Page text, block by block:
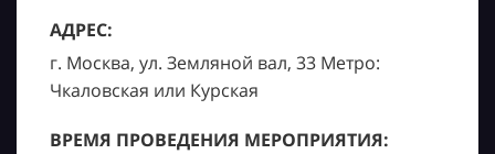
АДРЕС:
г. Москва, ул. Земляной вал, 33 Метро:
Чкаловская или Курская
ВРЕМЯ ПРОВЕДЕНИЯ МЕРОПРИЯТИЯ: